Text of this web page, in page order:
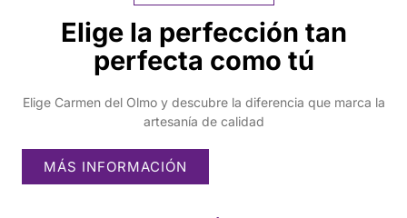
Elige la perfección tan
perfecta como tú
Elige Carmen del Olmo y descubre la diferencia que marca la
artesanía de calidad
MÁS INFORMACIÓN